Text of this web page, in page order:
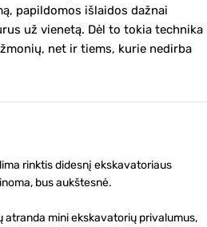
papildomos išlaidos dažnai
už vienetą. Dėl to tokia technika
net ir tiems, kurie nedirba
rinktis didesnį ekskavatoriaus
bus aukštesnė.
atranda mini ekskavatorių privalumus,